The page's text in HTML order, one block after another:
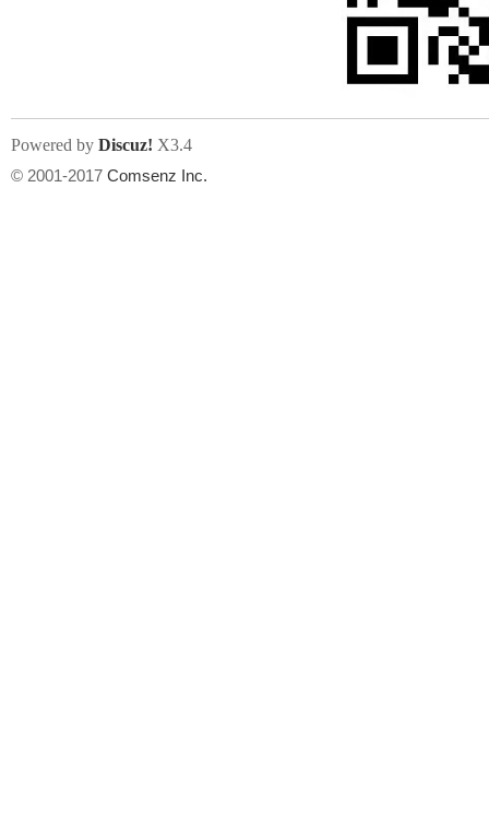
人
Powered by Discuz! X3.4
© 2001-2017 Comsenz Inc.